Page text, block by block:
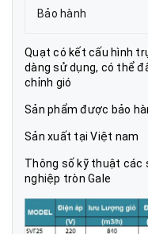
Bảo hành
Quạt có kết cấu hình
dàng sử dụng, có thể
chỉnh gió
Sản phẩm được bảo
Sản xuất tại Việt nam
Thông số kỹ thuật các
nghiệp tròn Gale